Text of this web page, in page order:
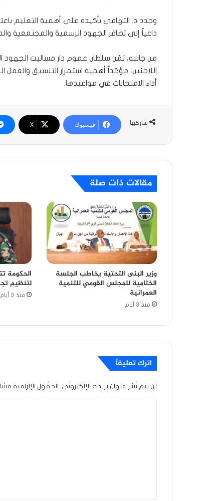
وجدد د. التهامي تأكيده على أهمية التعليم
داعياً إلى تضافر الجهود الرسمية والمجتمعية
من جانبه، ثمّن سلطان عموم دار مساليت الجهود
اللاجئين، مؤكداً أهمية استمرار التنسيق
أداء الامتحانات في مواعيدها.
شاركها فيسبوك ‫X
مقالات ذات صلة
وزير البنى التحتية يخاطب الجلسة
الختامية للمجلس القومي للتنمية
العمرانية
منذ 3 أيام
الحكومة
لتنظيم
منذ 3 أيام
اترك تعليقاً
لن يتم نشر عنوان بريدك الإلكتروني. الحقول الإلزامية